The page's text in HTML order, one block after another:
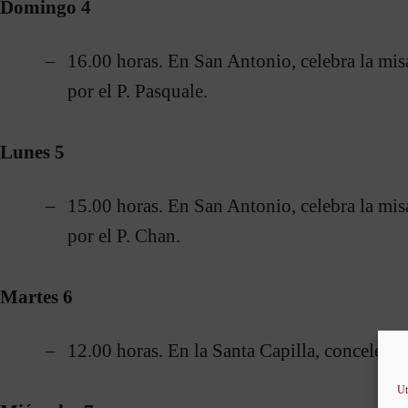
Domingo 4
16.00 horas. En San Antonio, celebra la
por el P. Pasquale.
Lunes 5
15.00 horas. En San Antonio, celebra la
por el P. Chan.
Martes 6
12.00 horas. En la Santa Capilla,